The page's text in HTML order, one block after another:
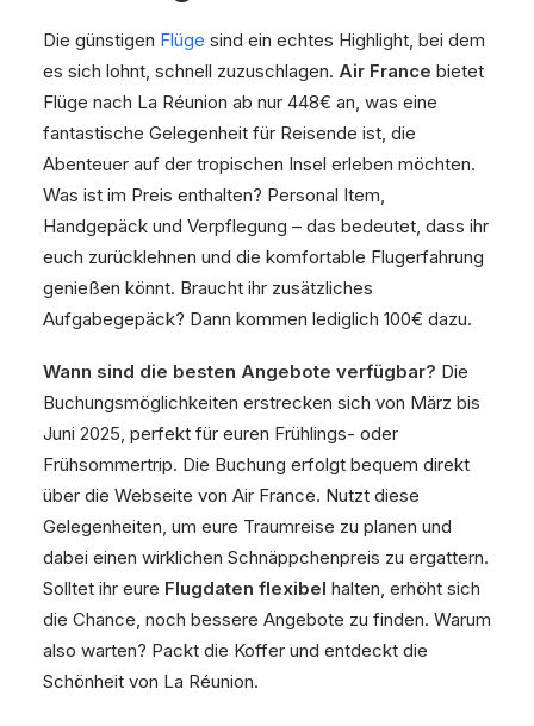
Die günstigen Flüge sind ein echtes Highlight, bei dem
es sich lohnt, schnell zuzuschlagen. Air France bietet
Flüge nach La Réunion ab nur 448€ an, was eine
fantastische Gelegenheit für Reisende ist, die
Abenteuer auf der tropischen Insel erleben möchten.
Was ist im Preis enthalten? Personal Item,
Handgepäck und Verpflegung – das bedeutet, dass ihr
euch zurücklehnen und die komfortable Flugerfahrung
genießen könnt. Braucht ihr zusätzliches
Aufgabegepäck? Dann kommen lediglich 100€ dazu.
Wann sind die besten Angebote verfügbar? Die
Buchungsmöglichkeiten erstrecken sich von März bis
Juni 2025, perfekt für euren Frühlings- oder
Frühsommertrip. Die Buchung erfolgt bequem direkt
über die Webseite von Air France. Nutzt diese
Gelegenheiten, um eure Traumreise zu planen und
dabei einen wirklichen Schnäppchenpreis zu ergattern.
Solltet ihr eure Flugdaten flexibel halten, erhöht sich
die Chance, noch bessere Angebote zu finden. Warum
also warten? Packt die Koffer und entdeckt die
Schönheit von La Réunion.